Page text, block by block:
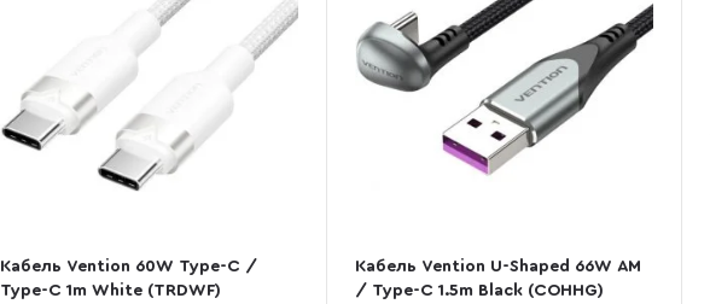
Кабель Vention 60W Type-C /
Type-C 1m White (TRDWF)
Кабель Vention U-Shaped 66W AM
/ Type-C 1.5m Black (COHHG)